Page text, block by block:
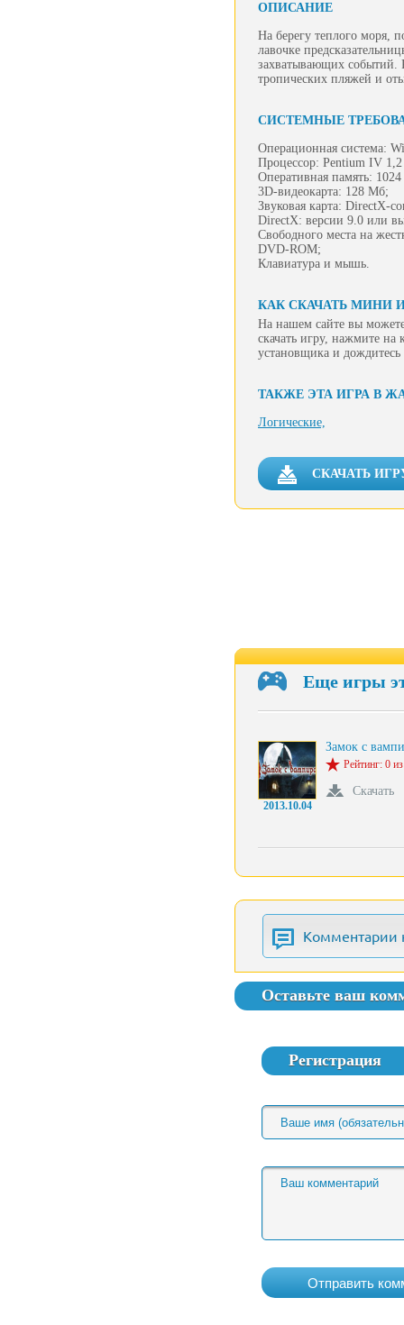
ОПИСАНИЕ
На берегу теплого моря,
лавочке
захватывающих событий.
тропических пляжей и
СИСТЕМНЫЕ
Операционная система:
Процессор: Pentium IV
Оперативная память:
3D-видеокарта: 128 Мб;
Звуковая карта: DirectX-
DirectX: версии 9.0 или
Свободного места на
DVD-ROM;
Клавиатура и мышь.
КАК СКАЧАТЬ МИНИ
На нашем сайте вы
скачать игру, нажмите на
установщика и
ТАКЖЕ ЭТА ИГРА В
Логические,
СКАЧАТЬ
Еще игры
2013.10.04
Замок с
Рейтинг: 0
Скачать
Комментарии
Оставьте ваш
Регистрация